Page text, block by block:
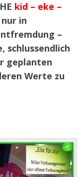
kid – eke –
in
–
schlussendlich
geplanten
Werte zu